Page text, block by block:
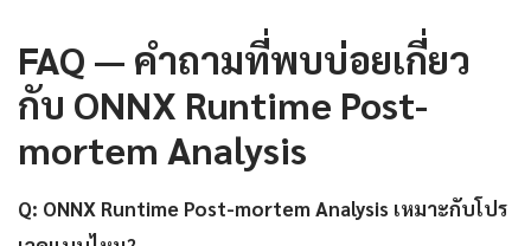
FAQ — คำถามที่พบบ่อยเกี่ยว
กับ ONNX Runtime Post-
mortem Analysis
Q: ONNX Runtime Post-mortem Analysis เหมาะกับโปร